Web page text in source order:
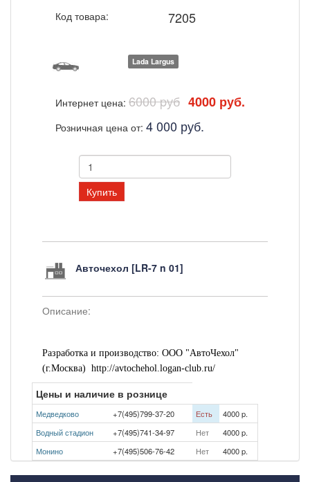
Код товара: 7205
Lada Largus
Интернет цена: 6000 pуб 4000 руб.
Розничная цена от: 4 000 руб.
Купить
Авточехол [LR-7 n 01]
Описание:
Разработка и производство: ООО "АвтоЧехол"
(г.Москва) http://avtochehol.logan-club.ru/
Цены и наличие в рознице
Медведково +7(495)799-37-20 Есть
4000 p.
Водный стадион
+7(495)741-34-97 Нет
4000 p.
Монино
+7(495)506-76-42 Нет 4000 p.